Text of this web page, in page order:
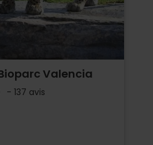
Valencia
- 137 avis